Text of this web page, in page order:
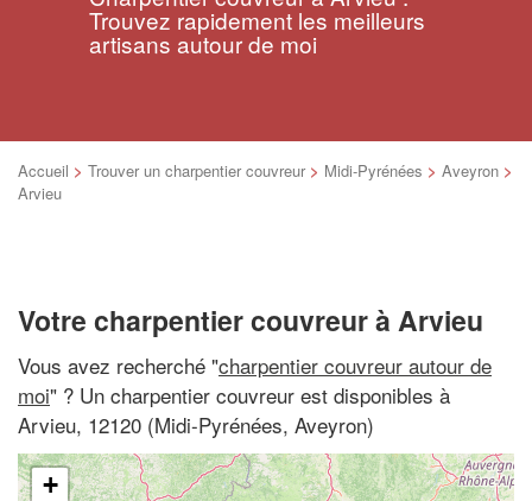
Trouvez rapidement les meilleurs
artisans autour de moi
Accueil > Trouver un charpentier couvreur > Midi-Pyrénées > Aveyron >
Arvieu
Votre charpentier couvreur à Arvieu
Vous avez recherché "charpentier couvreur autour de
moi" ? Un charpentier couvreur est disponibles à
Arvieu, 12120 (Midi-Pyrénées, Aveyron)
+